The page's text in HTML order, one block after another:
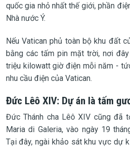
quốc gia nhỏ nhất thế giới, phần
Nhà nước Ý.
Nếu Vatican phủ toàn bộ khu đất
bằng các tấm pin mặt trời, nơi
triệu kilowatt giờ điện mỗi năm -
nhu cầu điện của Vatican.
Đức Lêô XIV: Dự án là tấm
Đức Thánh cha Lêô XIV cũng đã
Maria di Galeria, vào ngày 19
Tại đây, ngài khảo sát khu vực dự